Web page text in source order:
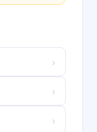
›
›
›